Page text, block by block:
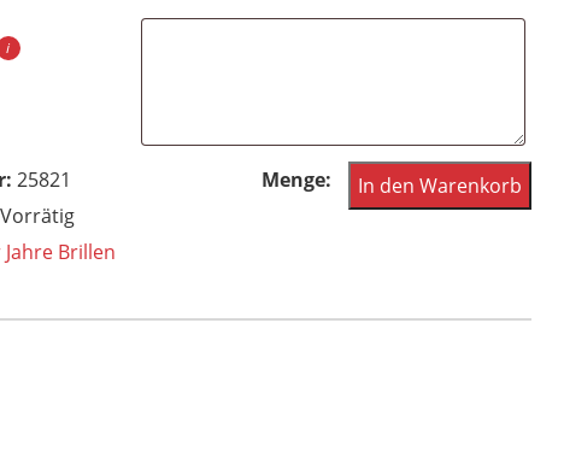
25821
Vorrätig
Brillen
Vintagebrille
der
Yabi-
In den Warenkorb